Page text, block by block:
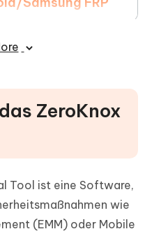
ZeroKnox
Tool ist eine Software,
wie
(EMM) oder Mobile